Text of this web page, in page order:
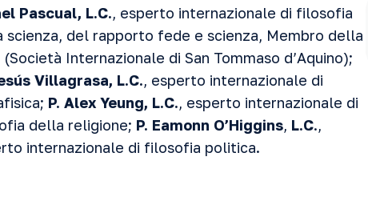
Pascual, L.C., esperto internazionale di filosofia
scienza, del rapporto fede e scienza, Membro della
(Società Internazionale di San Tommaso d’Aquino);
Villagrasa, L.C., esperto internazionale di
P. Alex Yeung, L.C., esperto internazionale di
della religione; P. Eamonn O’Higgins, L.C.,
internazionale di filosofia politica.